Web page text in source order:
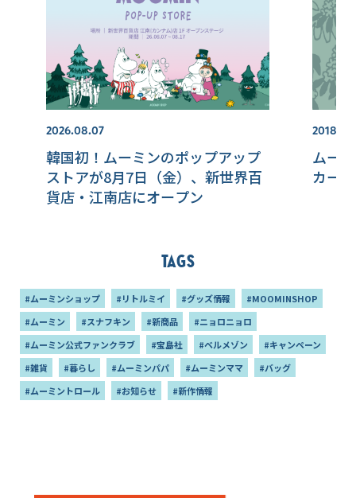
2026.08.07
韓国初！ムーミンのポップアップ
ストアが8月7日（金）、新世界百
貨店・江南店にオープン
ムー
カー
Tags
#ムーミンショップ #リトルミイ #グッズ情報
#MOOMINSHOP
#ムーミン
#スナフキン #新商品
#ニョロニョロ
#ムーミン公式ファンクラブ
#宝島社 #ベルメゾン
#キャンペーン
#雑貨
#暮らし #ムーミンパパ #ムーミンママ
#バッグ
#ムーミントロール
#お知らせ #新作情報